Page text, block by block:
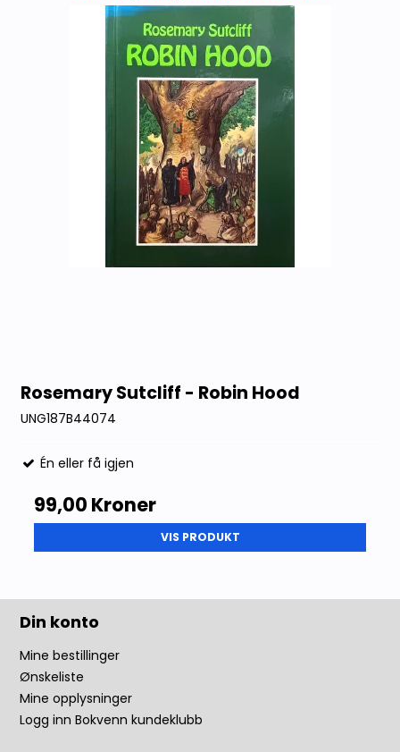
Rosemary Sutcliff - Robin Hood
UNG187B44074
Én eller få igjen
99,00 Kroner
VIS PRODUKT
Din konto
Mine bestillinger
Ønskeliste
Mine opplysninger
Logg inn Bokvenn kundeklubb